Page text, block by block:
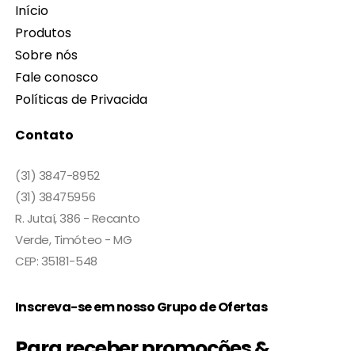
Início
Produtos
Sobre nós
Fale conosco
Políticas de Privacida
Contato
(31) 3847-8952
(31) 38475956
R. Jutaí, 386 - Recanto
Verde, Timóteo - MG
CEP: 35181-548
Inscreva-se em nosso Grupo de Ofertas